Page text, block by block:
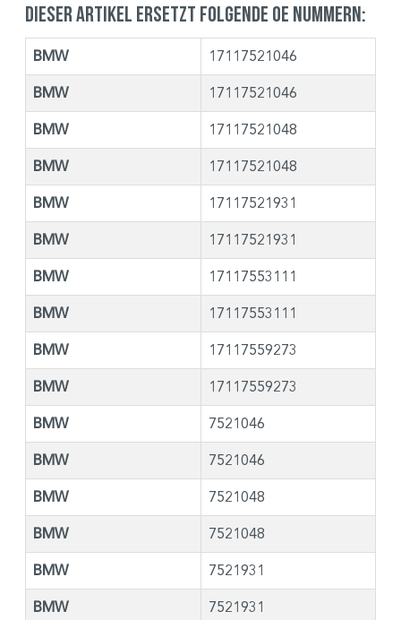
Dieser Artikel ersetzt folgende OE Nummern:
BMW 17117521046
BMW 17117521046
BMW 17117521048
BMW 17117521048
BMW 17117521931
BMW 17117521931
BMW 17117553111
BMW 17117553111
BMW 17117559273
BMW 17117559273
BMW 7521046
BMW 7521046
BMW 7521048
BMW 7521048
BMW 7521931
BMW 7521931